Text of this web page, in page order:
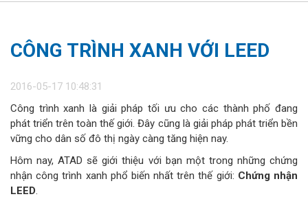
CÔNG TRÌNH XANH VỚI LEED
2016-05-17 10:48:31
Công trình xanh là giải pháp tối ưu cho các thành phố đang
phát triển trên toàn thế giới. Đây cũng là giải pháp phát triển bền
vững cho dân số đô thị ngày càng tăng hiện nay.
Hôm nay, ATAD sẽ giới thiệu với bạn một trong những chứng
nhận công trình xanh phổ biến nhất trên thế giới: Chứng nhận
LEED.